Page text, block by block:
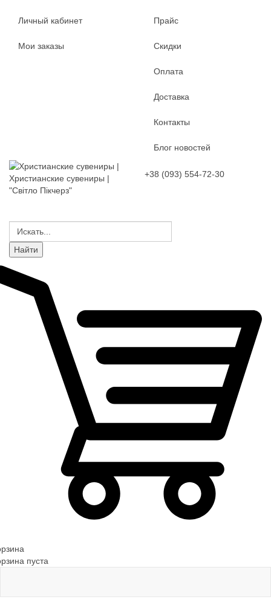
Личный кабинет
Мои заказы
Прайс
Скидки
Оплата
Доставка
Контакты
Блог новостей
Христианские сувениры |
"Світло Пікчерз"
+38 (093) 554-72-30
пуста